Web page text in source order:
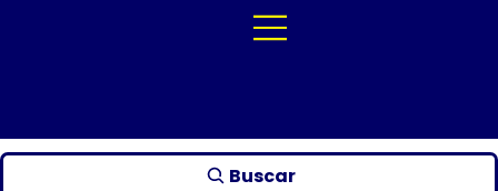
Buscar